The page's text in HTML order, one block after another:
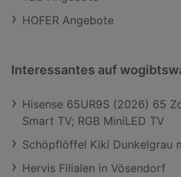
HOFER Angebote
Interessantes auf
Hisense 65UR9S (2026) 65
Smart TV; RGB MiniLED TV
Schöpflöffel Kiki Dunkelgrau
Hervis Filialen in Vösendorf